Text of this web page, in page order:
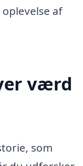
af
værd
som